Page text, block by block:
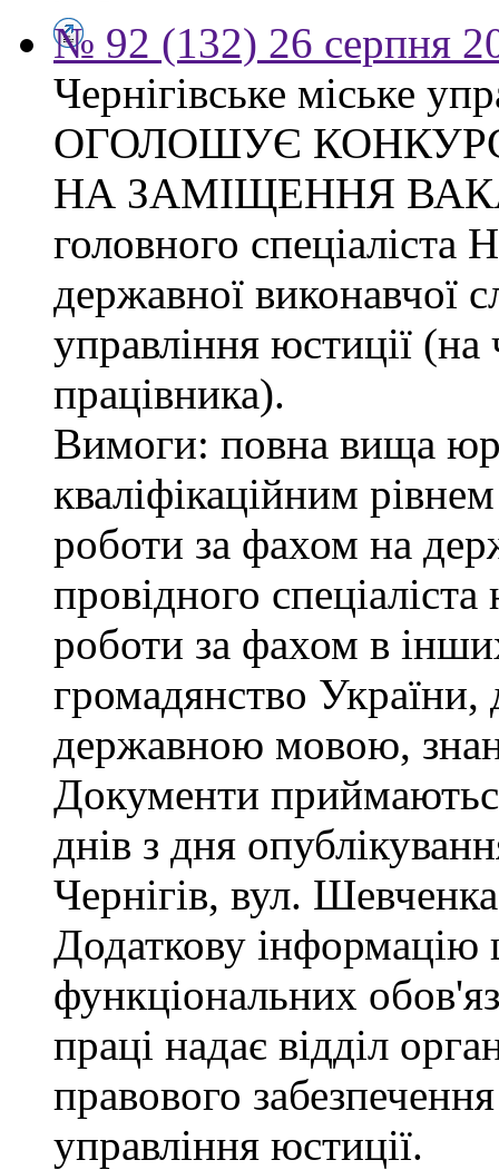
№ 92 (132) 26 серпня
Чернігівське міське
ОГОЛОШУЄ
НА ЗАМІЩЕННЯ
головного спеціаліста
державної виконавчої
управління юстиції (на
працівника).
Вимоги: повна вища
кваліфікаційним
роботи за фахом на
провідного
роботи за фахом в
громадянство України,
державною мовою,
Документи
днів з дня
Чернігів, вул.
Додаткову
функціональних
праці надає відділ
правового
управління юстиції.